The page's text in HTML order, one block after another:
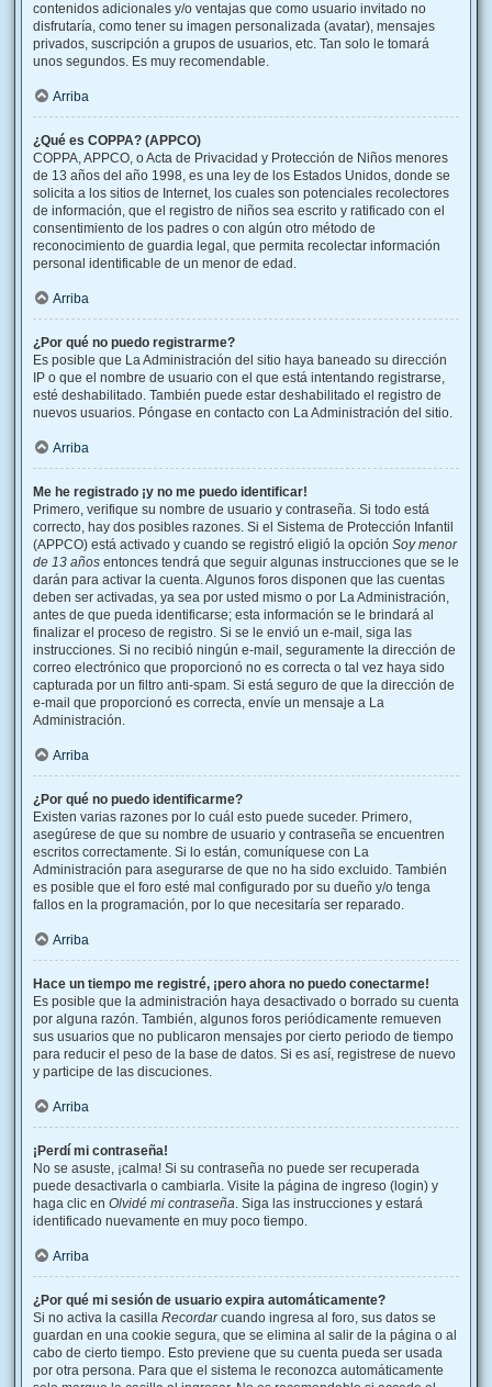
contenidos adicionales y/o ventajas que como usuario invitado no
disfrutaría, como tener su imagen personalizada (avatar), mensajes
privados, suscripción a grupos de usuarios, etc. Tan solo le tomará
unos segundos. Es muy recomendable.
Arriba
¿Qué es COPPA? (APPCO)
COPPA, APPCO, o Acta de Privacidad y Protección de Niños menores
de 13 años del año 1998, es una ley de los Estados Unidos, donde se
solicita a los sitios de Internet, los cuales son potenciales recolectores
de información, que el registro de niños sea escrito y ratificado con el
consentimiento de los padres o con algún otro método de
reconocimiento de guardia legal, que permita recolectar información
personal identificable de un menor de edad.
Arriba
¿Por qué no puedo registrarme?
Es posible que La Administración del sitio haya baneado su dirección
IP o que el nombre de usuario con el que está intentando registrarse,
esté deshabilitado. También puede estar deshabilitado el registro de
nuevos usuarios. Póngase en contacto con La Administración del sitio.
Arriba
Me he registrado ¡y no me puedo identificar!
Primero, verifique su nombre de usuario y contraseña. Si todo está
correcto, hay dos posibles razones. Si el Sistema de Protección Infantil
(APPCO) está activado y cuando se registró eligió la opción Soy menor
de 13 años entonces tendrá que seguir algunas instrucciones que se le
darán para activar la cuenta. Algunos foros disponen que las cuentas
deben ser activadas, ya sea por usted mismo o por La Administración,
antes de que pueda identificarse; esta información se le brindará al
finalizar el proceso de registro. Si se le envió un e-mail, siga las
instrucciones. Si no recibió ningún e-mail, seguramente la dirección de
correo electrónico que proporcionó no es correcta o tal vez haya sido
capturada por un filtro anti-spam. Si está seguro de que la dirección de
e-mail que proporcionó es correcta, envíe un mensaje a La
Administración.
Arriba
¿Por qué no puedo identificarme?
Existen varias razones por lo cuál esto puede suceder. Primero,
asegúrese de que su nombre de usuario y contraseña se encuentren
escritos correctamente. Si lo están, comuníquese con La
Administración para asegurarse de que no ha sido excluido. También
es posible que el foro esté mal configurado por su dueño y/o tenga
fallos en la programación, por lo que necesitaría ser reparado.
Arriba
Hace un tiempo me registré, ¡pero ahora no puedo conectarme!
Es posible que la administración haya desactivado o borrado su cuenta
por alguna razón. También, algunos foros periódicamente remueven
sus usuarios que no publicaron mensajes por cierto periodo de tiempo
para reducir el peso de la base de datos. Si es así, registrese de nuevo
y participe de las discuciones.
Arriba
¡Perdí mi contraseña!
No se asuste, ¡calma! Si su contraseña no puede ser recuperada
puede desactivarla o cambiarla. Visite la página de ingreso (login) y
haga clic en Olvidé mi contraseña. Siga las instrucciones y estará
identificado nuevamente en muy poco tiempo.
Arriba
¿Por qué mi sesión de usuario expira automáticamente?
Si no activa la casilla Recordarcuando ingresa al foro, sus datos se
guardan en una cookie segura, que se elimina al salir de la página o al
cabo de cierto tiempo. Esto previene que su cuenta pueda ser usada
por otra persona. Para que el sistema le reconozca automáticamente